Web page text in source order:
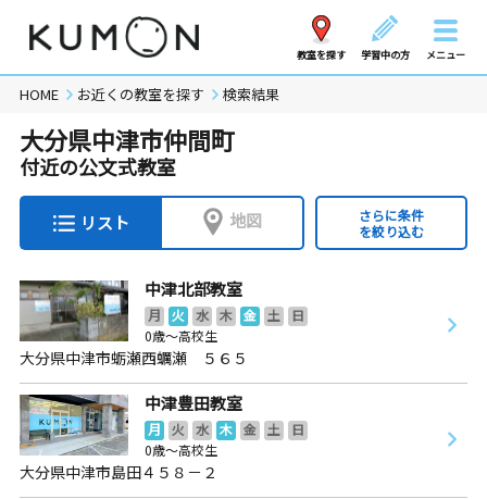
教室を探す 学習中の方 メニュー
HOME お近くの教室を探す 検索結果
大分県中津市仲間町
付近の公文式教室
リスト 地図
さらに条件
を絞り込む
中津北部教室
月 火 水 木 金 土
日
0歳～高校生
大分県中津市蛎瀬西蠣瀬 ５６５
中津豊田教室
月 火 水 木 金 土
日
0歳～高校生
大分県中津市島田４５８－２